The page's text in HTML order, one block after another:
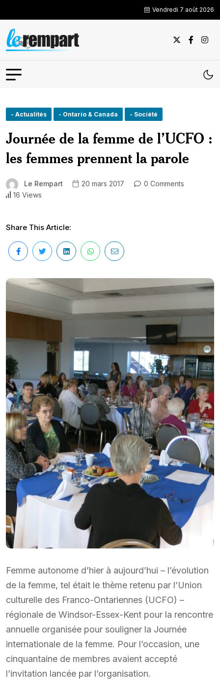
Vendredi 7 août 2026
- Actualités - Ontario & Canada - Société
Journée de la femme de l’UCFO :
les femmes prennent la parole
Le Rempart 20 mars 2017
0 Comments
16 Views
Share This Article:
Femme autonome d’hier à aujourd’hui – l’évolution
de la femme, tel était le thème retenu par l’Union
culturelle des Franco-Ontariennes (UCFO) –
régionale de Windsor-Essex-Kent pour la rencontre
annuelle organisée pour souligner la Journée
internationale de la femme. Pour l’occasion, une
cinquantaine de membres avaient accepté
l’invitation lancée par l’organisation.